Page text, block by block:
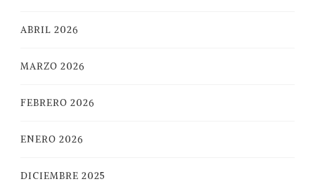
ABRIL 2026
MARZO 2026
FEBRERO 2026
ENERO 2026
DICIEMBRE 2025